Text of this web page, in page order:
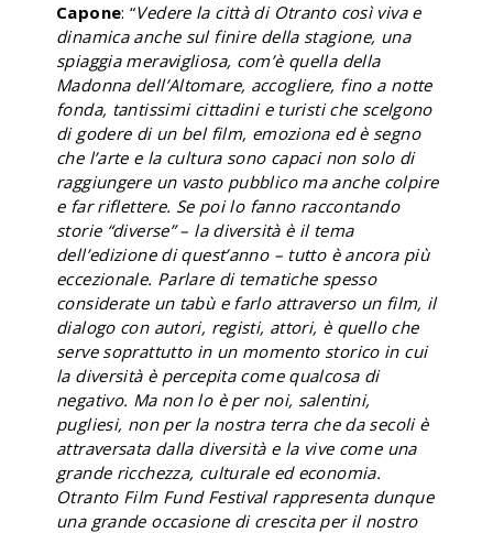
Capone: “Vedere la città di Otranto così viva e
dinamica anche sul finire della stagione, una
spiaggia meravigliosa, com’è quella della
Madonna dell’Altomare, accogliere, fino a notte
fonda, tantissimi cittadini e turisti che scelgono
di godere di un bel film, emoziona ed è segno
che l’arte e la cultura sono capaci non solo di
raggiungere un vasto pubblico ma anche colpire
e far riflettere. Se poi lo fanno raccontando
storie “diverse” – la diversità è il tema
dell’edizione di quest’anno – tutto è ancora più
eccezionale. Parlare di tematiche spesso
considerate un tabù e farlo attraverso un film, il
dialogo con autori, registi, attori, è quello che
serve soprattutto in un momento storico in cui
la diversità è percepita come qualcosa di
negativo. Ma non lo è per noi, salentini,
pugliesi, non per la nostra terra che da secoli è
attraversata dalla diversità e la vive come una
grande ricchezza, culturale ed economia.
Otranto Film Fund Festival rappresenta dunque
una grande occasione di crescita per il nostro